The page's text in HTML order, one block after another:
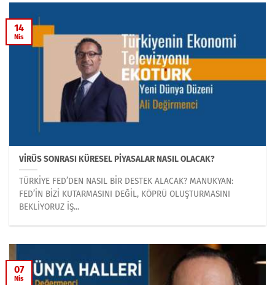
VİRÜS SONRASI KÜRESEL PİYASALAR NASIL OLACAK?
TÜRKİYE FED’DEN NASIL BİR DESTEK ALACAK? MANUKYAN:
FED’İN BİZİ KUTARMASINI DEĞİL, KÖPRÜ OLUŞTURMASINI
BEKLİYORUZ İŞ...
14
Nis
07
Nis